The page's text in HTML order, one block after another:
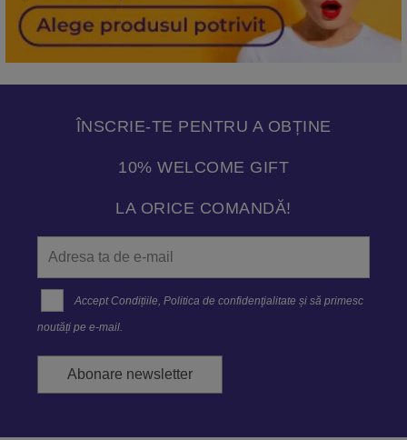
ÎNSCRIE-TE PENTRU A OBȚINE
10% WELCOME GIFT
LA ORICE COMANDĂ!
Accept Condițiile ,Politica de confidenţialitate și să primesc
noutăți pe e-mail.
Abonare newsletter